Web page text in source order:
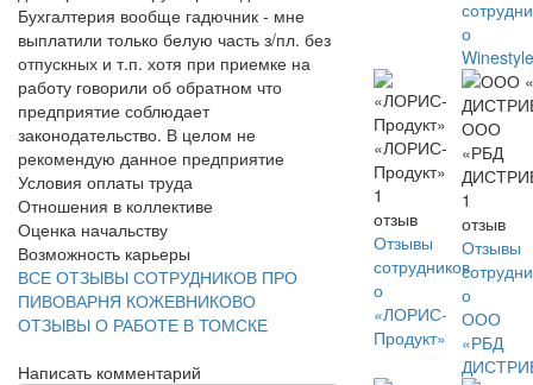
Бухгалтерия вообще гадючник - мне
выплатили только белую часть з/пл. без
отпускных и т.п. хотя при приемке на
работу говорили об обратном что
предприятие соблюдает
законодательство. В целом не
рекомендую данное предприятие
Условия оплаты труда
Отношения в коллективе
Оценка начальству
Возможность карьеры
ВСЕ ОТЗЫВЫ СОТРУДНИКОВ ПРО
ПИВОВАРНЯ КОЖЕВНИКОВО
ОТЗЫВЫ О РАБОТЕ В ТОМСКЕ
Написать комментарий
о
«ЛОРИС-
Продукт»
1
отзыв
Отзывы
сотрудников
о
«ЛОРИС-
Продукт»
ООО
«РБД
1
отзыв
Отзывы
о
ООО
«РБД